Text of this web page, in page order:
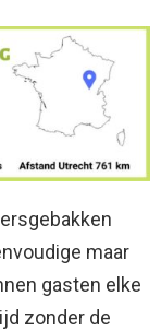
maar
gasten elke
zonder de